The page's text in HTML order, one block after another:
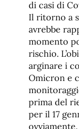
di casi di
Il ritorno a
avrebbe
momento
rischio.
arginare i
Omicron e
prima del
per il 17